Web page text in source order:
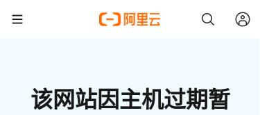
该网站因主机过期暂